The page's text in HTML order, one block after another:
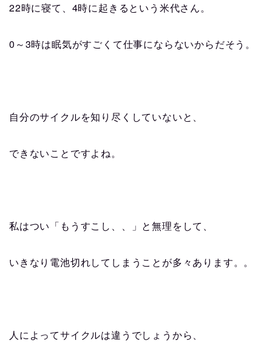
22時に寝て、 4時に起きるという米代さん。
0 ～ 3時は眠気がすごくて仕事にならないからだそう。
自分のサイクルを知り尽くしていないと、
できないことですよね。
私はつい「もうすこし、、」と無理をして、
いきなり電池切れしてしまうことが多々あります。。
人によってサイクルは違うでしょうから、